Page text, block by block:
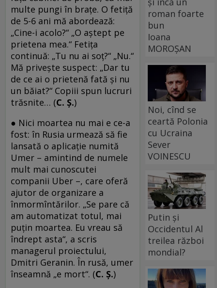
multe pungi în braţe. O fetiţă
de 5-6 ani mă abordează:
„Cine-i acolo?“ „O aştept pe
prietena mea.“ Fetiţa
continuă: „Tu nu ai soţ?“ „Nu.“
Mă priveşte suspect: „Dar tu
de ce ai o prietenă fată şi nu
un băiat?“ Copiii spun lucruri
trăsnite… (C. Ş.)
● Nici moartea nu mai e ce-a
fost: în Rusia urmează să fie
lansată o aplicaţie numită
Umer – amintind de numele
mult mai cunoscutei
companii Uber –, care oferă
ajutor de organizare a
înmormîntărilor. „Se pare că
am automatizat totul, mai
puţin moartea. Eu vreau să
îndrept asta“, a scris
managerul proiectului,
Dmitri Geranin. În rusă, umer
înseamnă „e mort“. (C. Ş.)
roman foarte
bun
Ioana
MOROȘAN
Noi, cînd se
ceartă Polonia
cu Ucraina
Sever
VOINESCU
Putin și
Occidentul Al
treilea război
mondial?